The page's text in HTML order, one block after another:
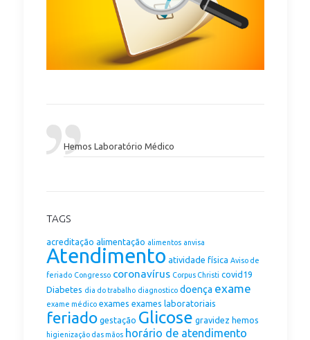
Hemos Laboratório Médico
TAGS
acreditação alimentação alimentos anvisa
Atendimento atividade física Aviso de
feriado Congresso coronavírus Corpus Christi covid19
Diabetes dia do trabalho diagnostico doença exame
exame médico exames exames laboratoriais
feriado gestação Glicose gravidez hemos
higienização das mãos horário de atendimento